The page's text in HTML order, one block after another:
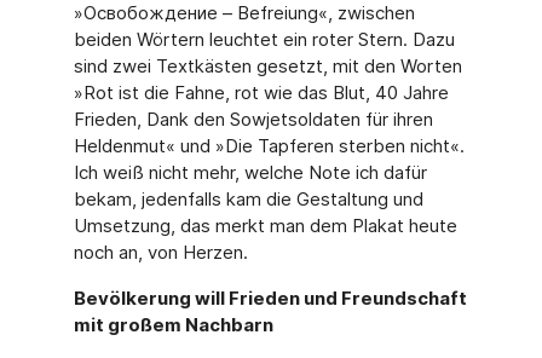
»Oсвобождение – Befreiung«, zwischen
beiden Wörtern leuchtet ein roter Stern. Dazu
sind zwei Textkästen gesetzt, mit den Worten
»Rot ist die Fahne, rot wie das Blut, 40 Jahre
Frieden, Dank den Sowjetsoldaten für ihren
Heldenmut« und »Die Tapferen sterben nicht«.
Ich weiß nicht mehr, welche Note ich dafür
bekam, jedenfalls kam die Gestaltung und
Umsetzung, das merkt man dem Plakat heute
noch an, von Herzen.
Bevölkerung will Frieden und Freundschaft
mit großem Nachbarn